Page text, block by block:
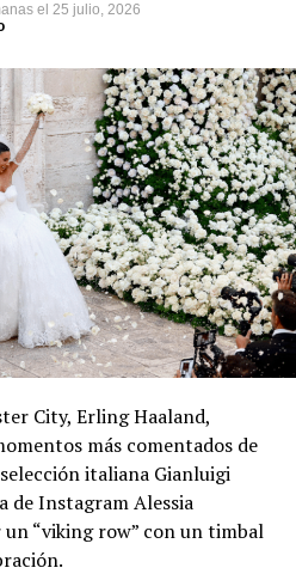
el 25 julio, 2026
City, Erling Haaland,
más comentados de
italiana Gianluigi
de Instagram Alessia
“viking row” con un timbal